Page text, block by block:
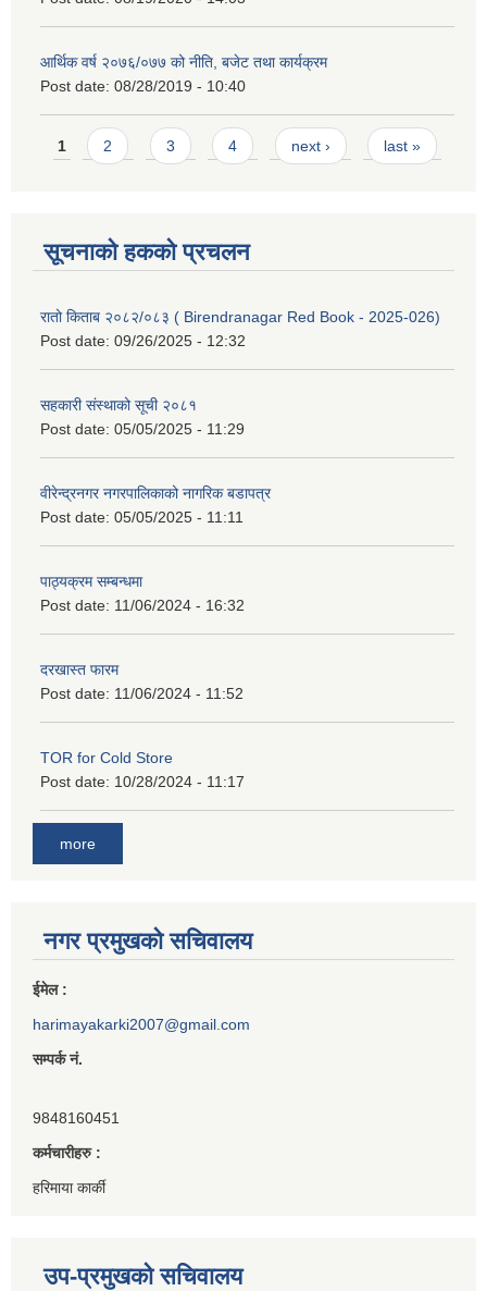
आर्थिक वर्ष २०७६/०७७ को नीति, बजेट तथा कार्यक्रम
Post date: 08/28/2019 - 10:40
Pages
1 2 3 4 next › last »
सूचनाको हकको प्रचलन
रातो किताब २०८२/०८३ ( Birendranagar Red Book - 2025-026)
Post date: 09/26/2025 - 12:32
सहकारी संस्थाको सूची २०८१
Post date: 05/05/2025 - 11:29
वीरेन्द्रनगर नगरपालिकाको नागरिक बडापत्र
Post date: 05/05/2025 - 11:11
पाठ्यक्रम सम्बन्धमा
Post date: 11/06/2024 - 16:32
दरखास्त फारम
Post date: 11/06/2024 - 11:52
TOR for Cold Store
Post date: 10/28/2024 - 11:17
more
नगर प्रमुखको सचिवालय
ईमेल :
harimayakarki2007@gmail.com
सम्पर्क नं.
9848160451
कर्मचारीहरु :
हरिमाया कार्की
उप-प्रमुखको सचिवालय